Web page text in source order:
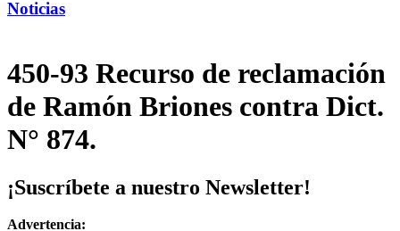
Noticias
450-93 Recurso de reclamación
de Ramón Briones contra Dict.
N° 874.
¡Suscríbete a nuestro Newsletter!
Advertencia: